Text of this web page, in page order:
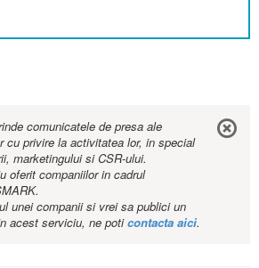
comunicatele de presa ale
cu privire la activitatea lor, in special
marketingului si CSR-ului.
oferit companiilor in cadrul
unei companii si vrei sa publici un
acest serviciu, ne poticontacta aici.